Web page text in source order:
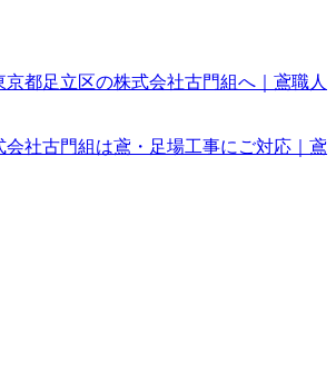
社古門組は鳶・足場工事にご対応｜鳶